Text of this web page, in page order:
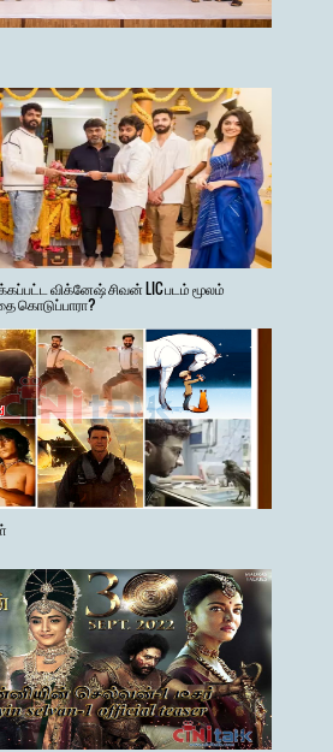
விக்னேஷ் சிவன் LIC படம் மூலம்
கொடுப்பாரா?